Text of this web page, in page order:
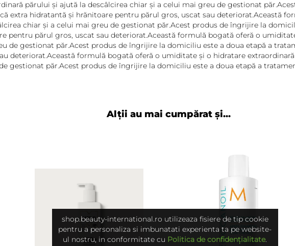
părului și ajută la descâlcirea chiar și a celui mai greu de gestionat
extra hidratantă și hrănitoare pentru părul gros, uscat sau deteriorat.Această
chiar și a celui mai greu de gestionat păr.Acest produs de îngrijire la
pentru părul gros, uscat sau deteriorat.Această formulă bogată oferă o
de gestionat păr.Acest produs de îngrijire la domiciliu este a doua etapă a
deteriorat.Această formulă bogată oferă o umiditate și o hidratare
gestionat păr.Acest produs de îngrijire la domiciliu este a doua etapă a
Alții au mai cumpărat și...
shop.beauty-international.ro utilizeaza fisiere de tip cookie
pentru a personaliza si imbunatati experienta ta pe website-
ul nostru, in conformitate cu Politica de confidențialitate.